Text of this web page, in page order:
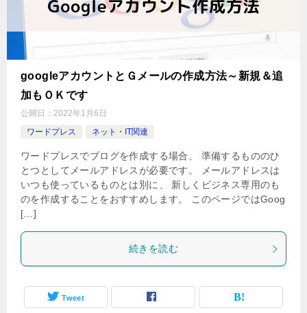
googleアカウントとＧメールの作成方法～新規＆追
加もＯＫです
公開日： 2022年1月6日
ワードプレス
ネット・IT関連
ワードプレスでブログを作成する場合、 準備するもののひ
とつとしてメールアドレスが必要です。 メールアドレスは
いつも使っているものとは別に、 新しくビジネス専用のも
のを作成することをおすすめします。 このページではGoog
[…]
続きを読む
Tweet